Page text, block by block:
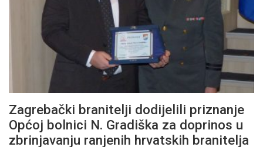
Zagrebački branitelji dodijelili priznanje
Općoj bolnici N. Gradiška za doprinos u
zbrinjavanju ranjenih hrvatskih branitelja